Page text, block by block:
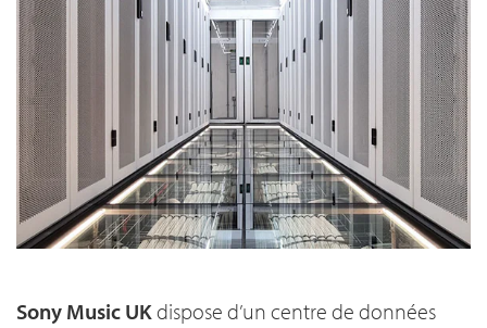
Sony Music UKdispose d’un centre de données